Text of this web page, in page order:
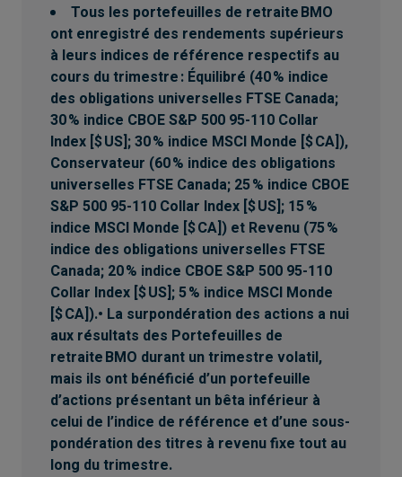
Tous les portefeuilles de retraite BMO
ont enregistré des rendements supérieurs
à leurs indices de référence respectifs au
cours du trimestre : Équilibré (40 % indice
des obligations universelles FTSE Canada;
30 % indice CBOE S&P 500 95-110 Collar
Index [$ US]; 30 % indice MSCI Monde [$ CA]),
Conservateur (60 % indice des obligations
universelles FTSE Canada; 25 % indice CBOE
S&P 500 95-110 Collar Index [$ US]; 15 %
indice MSCI Monde [$ CA]) et Revenu (75 %
indice des obligations universelles FTSE
Canada; 20 % indice CBOE S&P 500 95-110
Collar Index [$ US]; 5 % indice MSCI Monde
[$ CA]).• La surpondération des actions a nui
aux résultats des Portefeuilles de
retraite BMO durant un trimestre volatil,
mais ils ont bénéficié d’un portefeuille
d’actions présentant un bêta inférieur à
celui de l’indice de référence et d’une sous-
pondération des titres à revenu fixe tout au
long du trimestre.